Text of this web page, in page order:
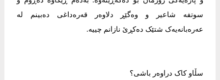
سوتفە شاعیر و وەگێڕ دلاوەر قەرەداغی دەبینم لە
عەرەبانەیەک شتێک دەکڕێ نازانم چییە.
سڵاو کاک دراوەر باشی؟